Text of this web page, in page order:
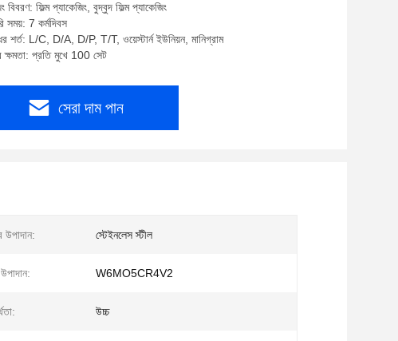
বিবরণ: ফিল্ম প্যাকেজিং, বুদ্বুদ ফিল্ম প্যাকেজিং
সময়: 7 কর্মদিবস
শর্ত: L/C, D/A, D/P, T/T, ওয়েস্টার্ন ইউনিয়ন, মানিগ্রাম
ক্ষমতা: প্রতি মুখে 100 সেট
সেরা দাম পান
উপাদান: স্টেইনলেস স্টীল
W6MO5CR4V2
উচ্চ